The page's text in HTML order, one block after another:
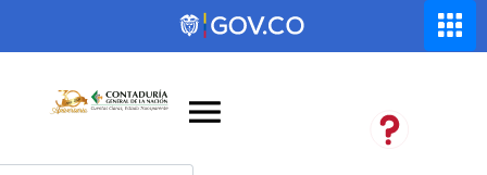
Saltar al contenido principal
Abrir menú de accesibilidad